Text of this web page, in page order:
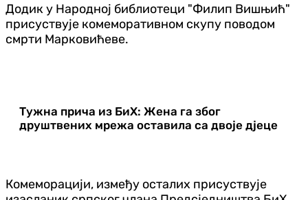
Додик у Народној библиотеци "Филип Вишњић"
присуствује комеморативном скупу поводом
смрти Марковићеве.
Тужна прича из БиХ: Жена га због
друштвених мрежа оставила са двоје дјеце
Комеморацији, између осталих присуствује